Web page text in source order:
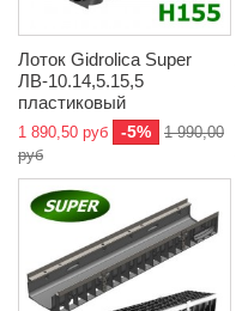
Лоток Gidrolica Super
ЛВ-10.14,5.15,5
пластиковый
1 890,50 руб -5%
1 990,00
руб